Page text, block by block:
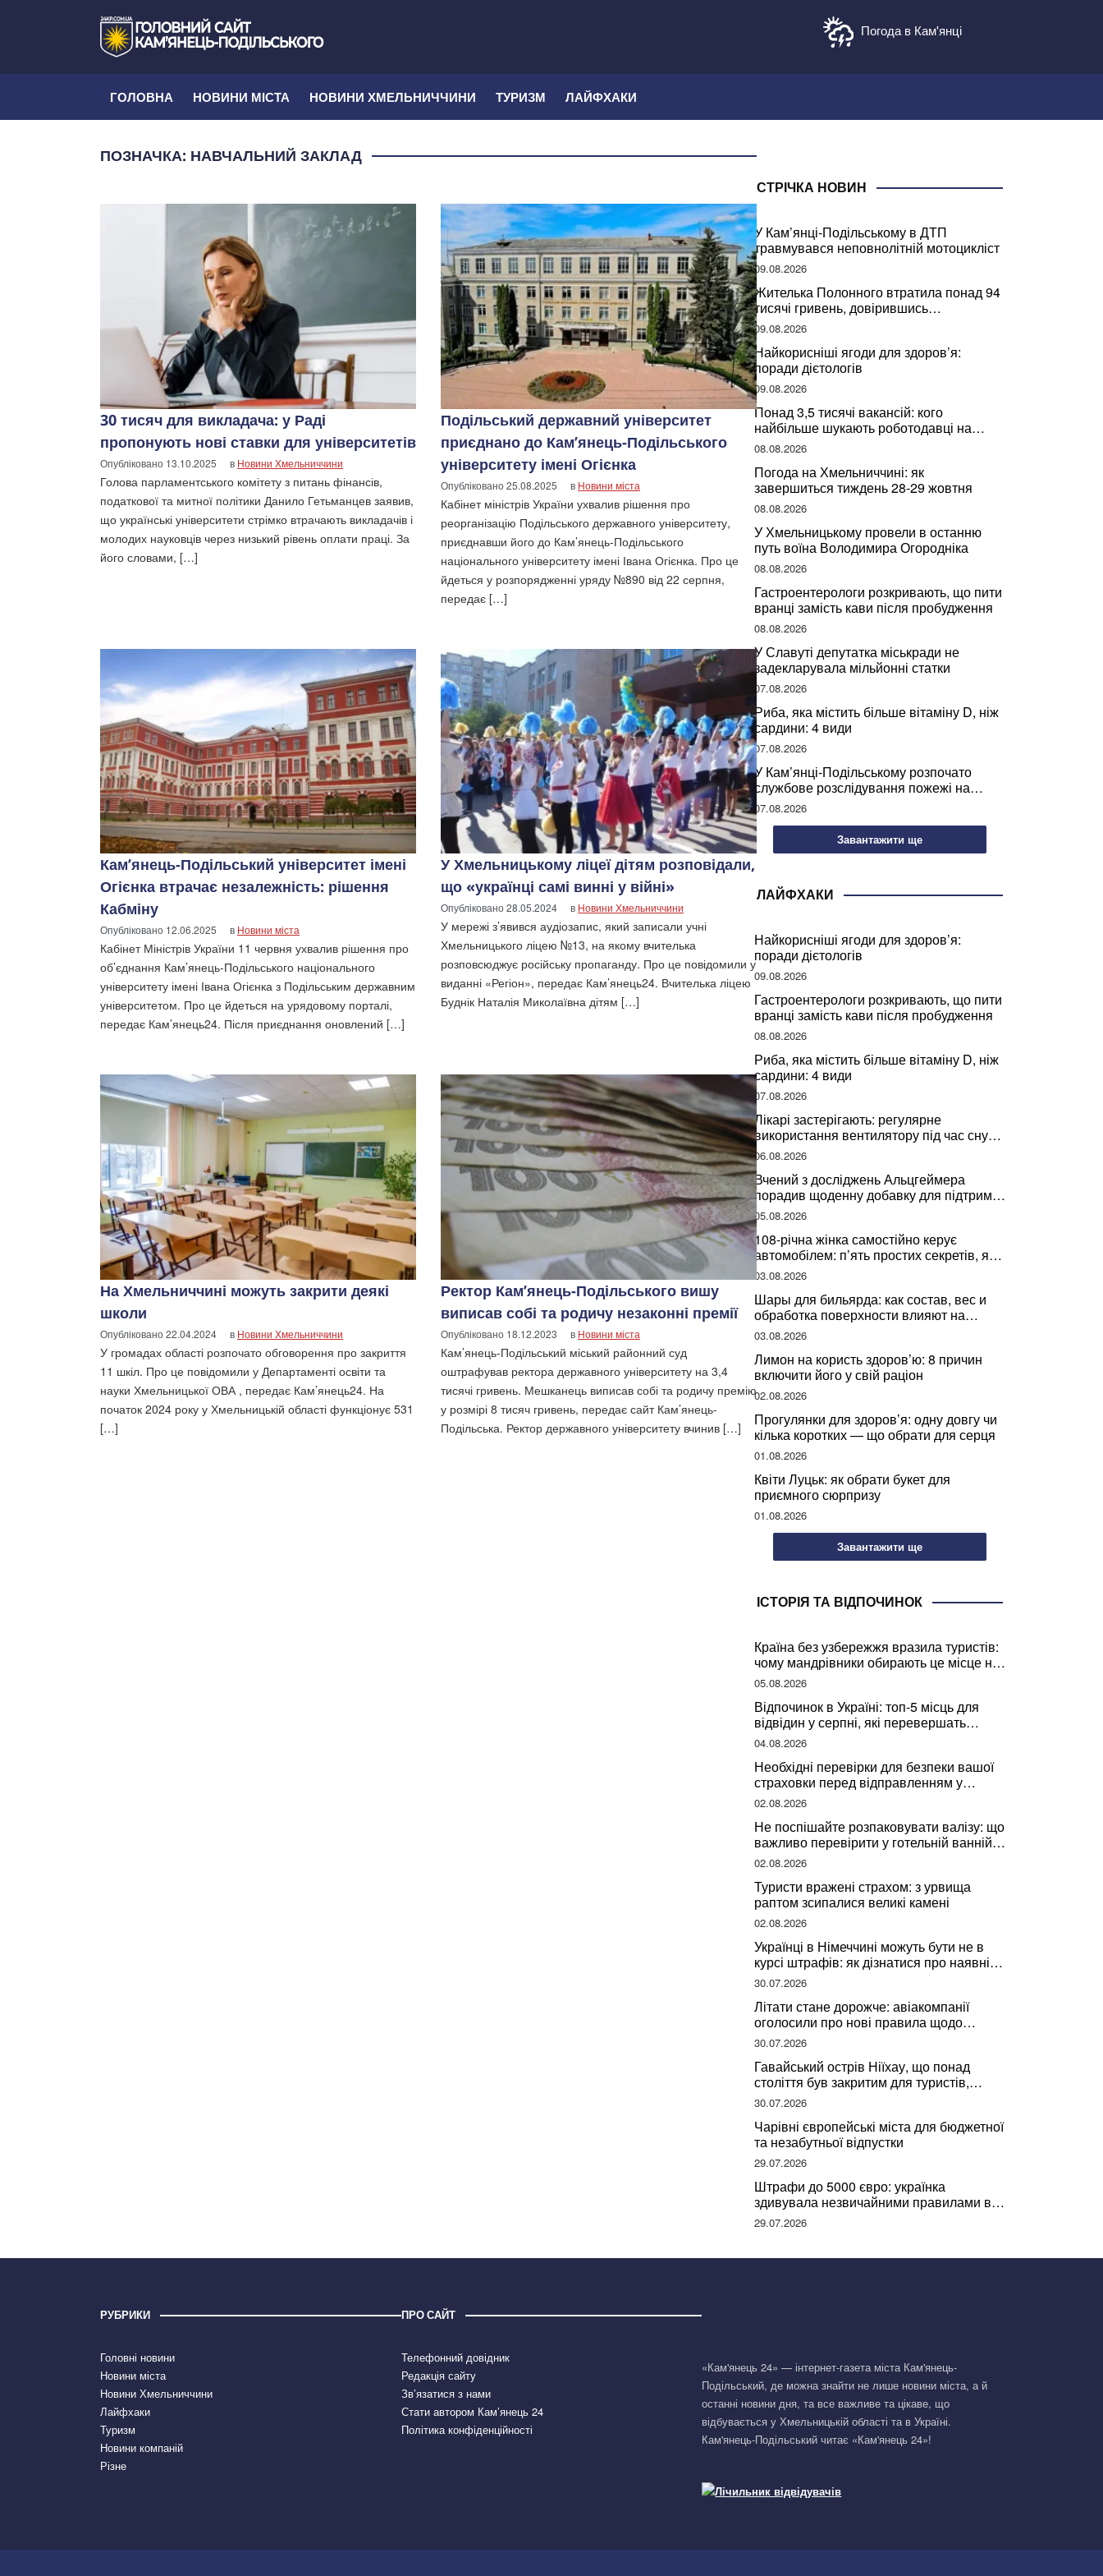
Погода в Кам'янці
ГОЛОВНА НОВИНИ МІСТА НОВИНИ ХМЕЛЬНИЧЧИНИ ТУРИЗМ ЛАЙФХАКИ
ПОЗНАЧКА: НАВЧАЛЬНИЙ ЗАКЛАД
30 тисяч для викладача: у Раді
пропонують нові ставки для університетів
Опубліковано 13.10.2025 в Новини Хмельниччини
Голова парламентського комітету з питань фінансів,
податкової та митної політики Данило Гетьманцев заявив,
що українські університети стрімко втрачають викладачів і
молодих науковців через низький рівень оплати праці. За
його словами, […]
Подільський державний університет
приєднано до Кам’янець-Подільського
університету імені Огієнка
Опубліковано25.08.2025 в Новини міста
Кабінет міністрів України ухвалив рішення про
реорганізацію Подільського державного університету,
приєднавши його до Кам’янець-Подільського
національного університету імені Івана Огієнка. Про це
йдеться у розпорядженні уряду №890 від 22 серпня,
передає […]
Кам’янець-Подільський університет імені
Огієнка втрачає незалежність: рішення
Кабміну
Опубліковано 12.06.2025 в Новини міста
Кабінет Міністрів України 11 червня ухвалив рішення про
об’єднання Кам’янець-Подільського національного
університету імені Івана Огієнка з Подільським державним
університетом. Про це йдеться на урядовому порталі,
передає Кам’янець24. Після приєднання оновлений […]
У Хмельницькому ліцеї дітям розповідали,
що «українці самі винні у війні»
Опубліковано28.05.2024 в Новини Хмельниччини
У мережі з’явився аудіозапис, який записали учні
Хмельницького ліцею №13, на якому вчителька
розповсюджує російську пропаганду. Про це повідомили у
виданні «Регіон», передає Кам’янець24. Вчителька ліцею
Буднік Наталія Миколаївна дітям […]
На Хмельниччині можуть закрити деякі
школи
Опубліковано22.04.2024 в Новини Хмельниччини
У громадах області розпочато обговорення про закриття
11 шкіл. Про це повідомили у Департаменті освіти та
науки Хмельницької ОВА , передає Кам’янець24. На
початок 2024 року у Хмельницькій області функціонує 531
[…]
Ректор Кам’янець-Подільського вишу
виписав собі та родичу незаконні премії
Опубліковано 18.12.2023 в Новини міста
Кам’янець-Подільський міський районний суд
оштрафував ректора державного університету на 3,4
тисячі гривень. Мешканець виписав собі та родичу премію
у розмірі 8 тисяч гривень, передає сайт Кам’янець-
Подільська. Ректор державного університету вчинив […]
СТРІЧКА НОВИН
У Кам’янці-Подільському в ДТП
травмувався неповнолітній мотоцикліст
09.08.2026
Жителька Полонного втратила понад 94
тисячі гривень, довірившись
псевдобанкіру
09.08.2026
Найкорисніші ягоди для здоров’я:
поради дієтологів
09.08.2026
Понад 3,5 тисячі вакансій: кого
найбільше шукають роботодавці на
Хмельниччині
08.08.2026
Погода на Хмельниччині: як
завершиться тиждень 28-29 жовтня
08.08.2026
У Хмельницькому провели в останню
путь воїна Володимира Огородніка
08.08.2026
Гастроентерологи розкривають, що пити
вранці замість кави після пробудження
08.08.2026
У Славуті депутатка міськради не
задекларувала мільйонні статки
07.08.2026
Риба, яка містить більше вітаміну D, ніж
сардини: 4 види
07.08.2026
У Кам’янці-Подільському розпочато
службове розслідування пожежі на
сміттєзвалищі
07.08.2026
Завантажити ще
ЛАЙФХАКИ
Найкорисніші ягоди для здоров’я:
поради дієтологів
09.08.2026
Гастроентерологи розкривають, що пити
вранці замість кави після пробудження
08.08.2026
Риба, яка містить більше вітаміну D, ніж
сардини: 4 види
07.08.2026
Лікарі застерігають: регулярне
використання вентилятору під час сну
може негативно вплинути на ваше
здоров’я
06.08.2026
Вчений з досліджень Альцгеймера
порадив щоденну добавку для підтримки
мозкової діяльності
05.08.2026
108-річна жінка самостійно керує
автомобілем: п’ять простих секретів, які
допомогли їй дожити до століття
03.08.2026
Шары для бильярда: как состав, вес и
обработка поверхности влияют на
динамику игры
03.08.2026
Лимон на користь здоров’ю: 8 причин
включити його у свій раціон
02.08.2026
Прогулянки для здоров’я: одну довгу чи
кілька коротких — що обрати для серця
01.08.2026
Квіти Луцьк: як обрати букет для
приємного сюрпризу
01.08.2026
Завантажити ще
ІСТОРІЯ ТА ВІДПОЧИНОК
Країна без узбережжя вразила туристів:
чому мандрівники обирають це місце на
відпочинок
05.08.2026
Відпочинок в Україні: топ-5 місць для
відвідин у серпні, які перевершать
закордонні враження
04.08.2026
Необхідні перевірки для безпеки вашої
страховки перед відправленням у
подорож
02.08.2026
Не поспішайте розпаковувати валізу: що
важливо перевірити у готельній ванній
за словами досвідченої мандрівниці
02.08.2026
Туристи вражені страхом: з урвища
раптом зсипалися великі камені
02.08.2026
Українці в Німеччині можуть бути не в
курсі штрафів: як дізнатися про наявні
борги
30.07.2026
Літати стане дорожче: авіакомпанії
оголосили про нові правила щодо
вибору місць
30.07.2026
Гавайський острів Ніїхау, що понад
століття був закритим для туристів,
починає приймати перших відвідувачів
30.07.2026
Чарівні європейські міста для бюджетної
та незабутньої відпустки
29.07.2026
Штрафи до 5000 євро: українка
здивувала незвичайними правилами в
Німеччині та поділилася правдою
29.07.2026
РУБРИКИ
Головні новини
Новини міста
Новини Хмельниччини
Лайфхаки
Туризм
Новини компаній
Різне
ПРО САЙТ
Телефонний довідник
Редакція сайту
Зв’язатися з нами
Стати автором Кам’янець 24
Політика конфіденційності
«Кам'янець 24» — інтернет-газета міста Кам'янець-
Подільський, де можна знайти не лише новини міста, а й
останні новини дня, та все важливе та цікаве, що
відбувається у Хмельницькій області та в Україні.
Кам'янець-Подільський читає «Кам'янець 24»!